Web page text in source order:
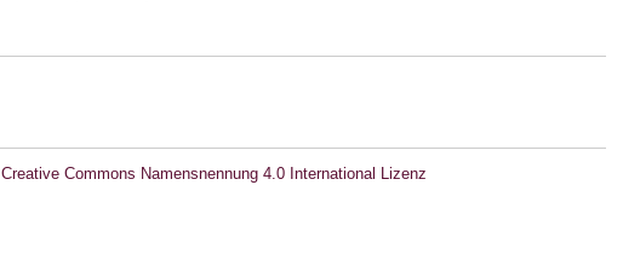
Creative Commons Namensnennung 4.0 International Lizenz